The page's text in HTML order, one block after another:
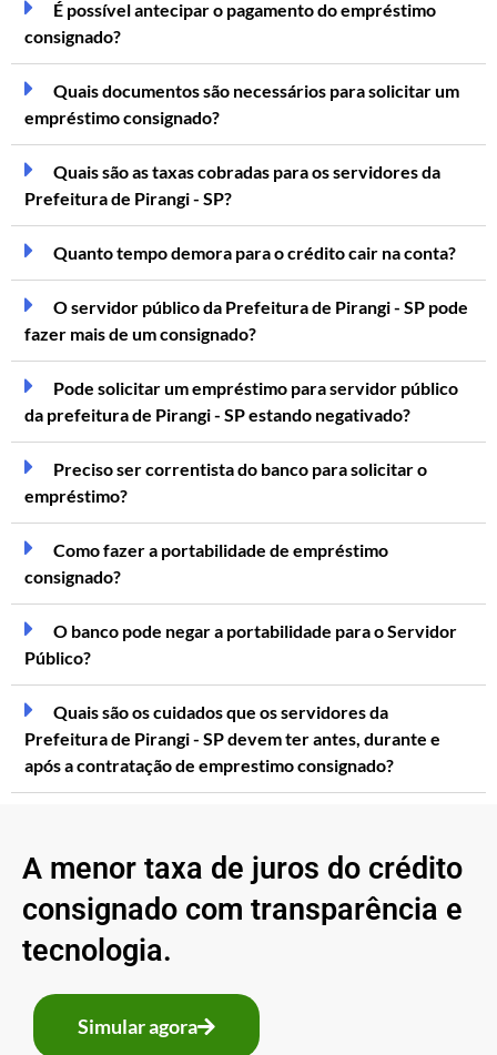
É possível antecipar o pagamento do empréstimo
consignado?
Quais documentos são necessários para solicitar um
empréstimo consignado?
Quais são as taxas cobradas para os servidores da
Prefeitura de Pirangi - SP?
Quanto tempo demora para o crédito cair na conta?
O servidor público da Prefeitura de Pirangi - SP pode
fazer mais de um consignado?
Pode solicitar um empréstimo para servidor público
da prefeitura de Pirangi - SP estando negativado?
Preciso ser correntista do banco para solicitar o
empréstimo?
Como fazer a portabilidade de empréstimo
consignado?
O banco pode negar a portabilidade para o Servidor
Público?
Quais são os cuidados que os servidores da
Prefeitura de Pirangi - SP devem ter antes, durante e
após a contratação de emprestimo consignado?
A menor taxa de juros do crédito
consignado com transparência e
tecnologia.
Simular agora